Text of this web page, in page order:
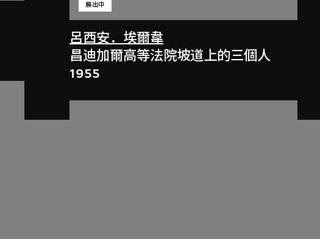
呂西安．埃爾韋
展出中
昌迪加爾高等法院坡道上的三個人
1955